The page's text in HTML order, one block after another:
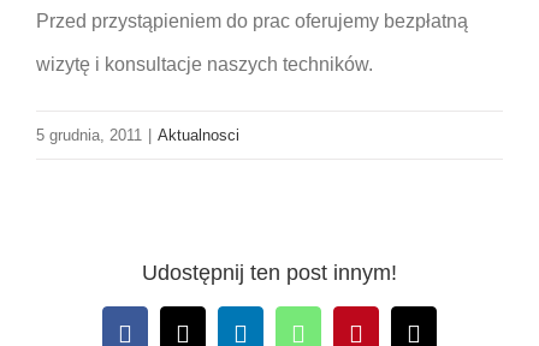
Przed przystąpieniem do prac oferujemy bezpłatną
wizytę i konsultacje naszych techników.
5 grudnia, 2011 Aktualnosci
Udostępnij ten post innym!